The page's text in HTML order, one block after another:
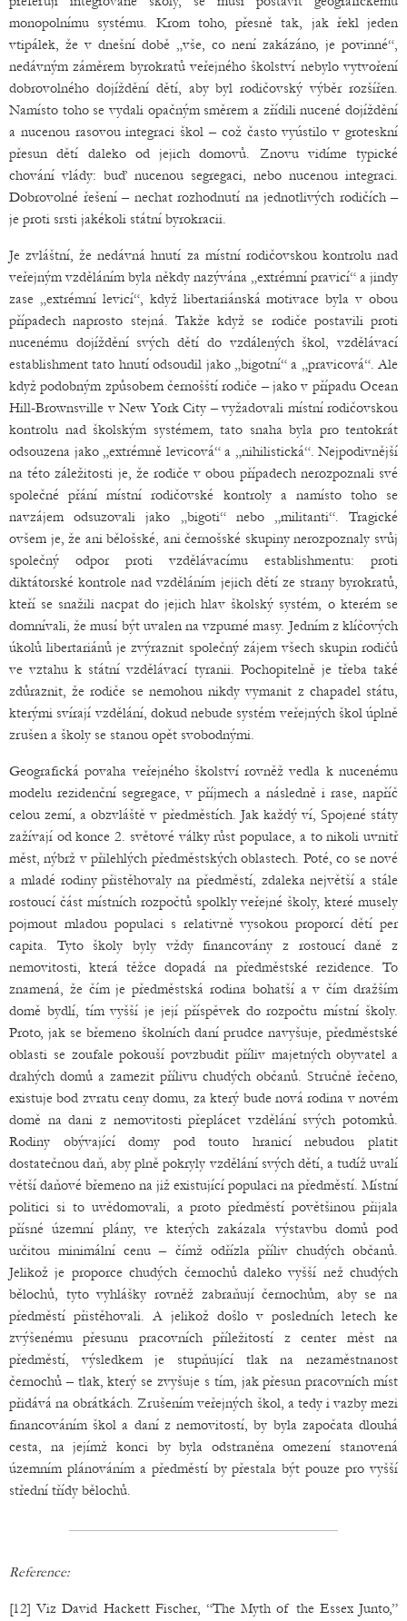
monopolnímu systému. Krom toho, přesně tak, jak řekl jeden
vtipálek, že v dnešní době „vše, co není zakázáno, je povinné“,
nedávným záměrem byrokratů veřejného školství nebylo vytvoření
dobrovolného dojíždění dětí, aby byl rodičovský výběr rozšířen.
Namísto toho se vydali opačným směrem a zřídili nucené dojíždění
a nucenou rasovou integraci škol – což často vyústilo v groteskní
přesun dětí daleko od jejich domovů. Znovu vidíme typické
chování vlády: buď nucenou segregaci, nebo nucenou integraci.
Dobrovolné řešení – nechat rozhodnutí na jednotlivých rodičích –
je proti srsti jakékoli státní byrokracii.
Je zvláštní, že nedávná hnutí za místní rodičovskou kontrolu nad
veřejným vzděláním byla někdy nazývána „extrémní pravicí“ a jindy
zase „extrémní levicí“, když libertariánská motivace byla v obou
případech naprosto stejná. Takže když se rodiče postavili proti
nucenému dojíždění svých dětí do vzdálených škol, vzdělávací
establishment tato hnutí odsoudil jako „bigotní“ a „pravicová“. Ale
když podobným způsobem černošští rodiče – jako v případu Ocean
Hill-Brownsville v New York City – vyžadovali místní rodičovskou
kontrolu nad školským systémem, tato snaha byla pro tentokrát
odsouzena jako „extrémně levicová“ a „nihilistická“. Nejpodivnější
na této záležitosti je, že rodiče v obou případech nerozpoznali své
společné přání místní rodičovské kontroly a namísto toho se
navzájem odsuzovali jako „bigoti“ nebo „militanti“. Tragické
ovšem je, že ani bělošské, ani černošské skupiny nerozpoznaly svůj
společný odpor proti vzdělávacímu establishmentu: proti
diktátorské kontrole nad vzděláním jejich dětí ze strany byrokratů,
kteří se snažili nacpat do jejich hlav školský systém, o kterém se
domnívali, že musí být uvalen na vzpurné masy. Jedním z klíčových
úkolů libertariánů je zvýraznit společný zájem všech skupin rodičů
ve vztahu k státní vzdělávací tyranii. Pochopitelně je třeba také
zdůraznit, že rodiče se nemohou nikdy vymanit z chapadel státu,
kterými svírají vzdělání, dokud nebude systém veřejných škol úplně
zrušen a školy se stanou opět svobodnými.
Geografická povaha veřejného školství rovněž vedla k nucenému
modelu rezidenční segregace, v příjmech a následně i rase, napříč
celou zemí, a obzvláště v předměstích. Jak každý ví, Spojené státy
zažívají od konce 2. světové války růst populace, a to nikoli uvnitř
měst, nýbrž v přilehlých předměstských oblastech. Poté, co se nové
a mladé rodiny přistěhovaly na předměstí, zdaleka největší a stále
rostoucí část místních rozpočtů spolkly veřejné školy, které musely
pojmout mladou populaci s relativně vysokou proporcí dětí per
capita. Tyto školy byly vždy financovány z rostoucí daně z
nemovitosti, která těžce dopadá na předměstské rezidence. To
znamená, že čím je předměstská rodina bohatší a v čím dražším
domě bydlí, tím vyšší je její příspěvek do rozpočtu místní školy.
Proto, jak se břemeno školních daní prudce navyšuje, předměstské
oblasti se zoufale pokouší povzbudit příliv majetných obyvatel a
drahých domů a zamezit přílivu chudých občanů. Stručně řečeno,
existuje bod zvratu ceny domu, za který bude nová rodina v novém
domě na dani z nemovitosti přeplácet vzdělání svých potomků.
Rodiny obývající domy pod touto hranicí nebudou platit
dostatečnou daň, aby plně pokryly vzdělání svých dětí, a tudíž uvalí
větší daňové břemeno na již existující populaci na předměstí. Místní
politici si to uvědomovali, a proto předměstí povětšinou přijala
přísné územní plány, ve kterých zakázala výstavbu domů pod
určitou minimální cenu – čímž odřízla příliv chudých občanů.
Jelikož je proporce chudých černochů daleko vyšší než chudých
bělochů, tyto vyhlášky rovněž zabraňují černochům, aby se na
předměstí přistěhovali. A jelikož došlo v posledních letech ke
zvýšenému přesunu pracovních příležitostí z center měst na
předměstí, výsledkem je stupňující tlak na nezaměstnanost
černochů – tlak, který se zvyšuje s tím, jak přesun pracovních míst
přidává na obrátkách. Zrušením veřejných škol, a tedy i vazby mezi
financováním škol a daní z nemovitostí, by byla započata dlouhá
cesta, na jejímž konci by byla odstraněna omezení stanovená
územním plánováním a předměstí by přestala být pouze pro vyšší
střední třídy bělochů.
Reference:
[12] Viz David Hackett Fischer, “The Myth of the Essex Junto,”